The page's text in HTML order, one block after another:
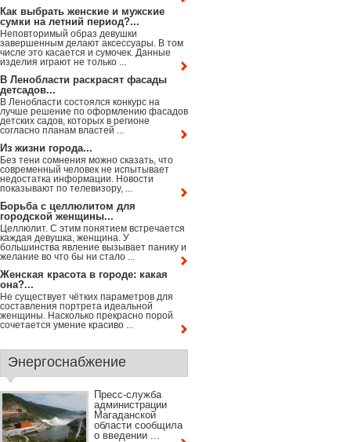
Как выбрать женские и мужские
сумки на летний период?...
Неповторимый образ девушки
завершенным делают аксессуары. В том
числе это касается и сумочек. Данные
изделия играют не только ...
В Ленобласти раскрасят фасады
детсадов...
В Ленобласти состоялся конкурс на
лучше решение по оформлению фасадов
детских садов, которых в регионе
согласно планам властей ...
Из жизни города...
Без тени сомнения можно сказать, что
современный человек не испытывает
недостатка информации. Новости
показывают по телевизору, ...
Борьба с целлюлитом для
городской женщины...
Целлюлит. С этим понятием встречается
каждая девушка, женщина. У
большинства явление вызывает панику и
желание во что бы ни стало ...
Женская красота в городе: какая
она?...
Не существует чётких параметров для
составления портрета идеальной
женщины. Насколько прекрасно порой
сочетается умение красиво ...
Энергоснабжение
Пресс-служба
администрации
Магаданской
области сообщила
о введении ...